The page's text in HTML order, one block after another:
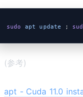
sudo apt update ;
(参考)
apt - Cuda 11.0